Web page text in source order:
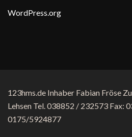
WordPress.org
123hms.de Inhaber Fabian Fröse
Lehsen Tel. 038852 / 232573 Fax:
0175/5924877